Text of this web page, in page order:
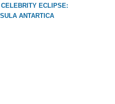
ECLIPSE:
ANTARTICA